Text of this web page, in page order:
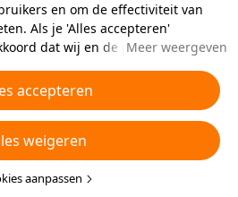
en om de effectiviteit van
Als je 'Alles accepteren'
dat wij en de partners
opslaan voor
ook kiezen welke typen cookies je
hieronder of in je
aanpassen' te klikken.
onsBeleid inzake cookies en
.
Meer weergeven
accepteren
weigeren
aanpassen